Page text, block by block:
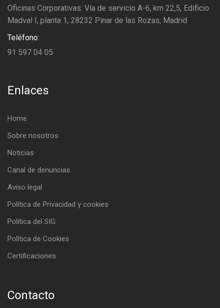
Oficinas Corporativas: Vía de servicio A-6, km 22,5, Edificio
Madval I, planta 1, 28232 Pinar de las Rozas, Madrid
Teléfono:
91 597 04 05
Enlaces
Home
Sobre nosotros
Noticias
Canal de denuncias
Aviso legal
Política de Privacidad y cookies
Política del SIG
Política de Cookies
Certificaciones
Contacto